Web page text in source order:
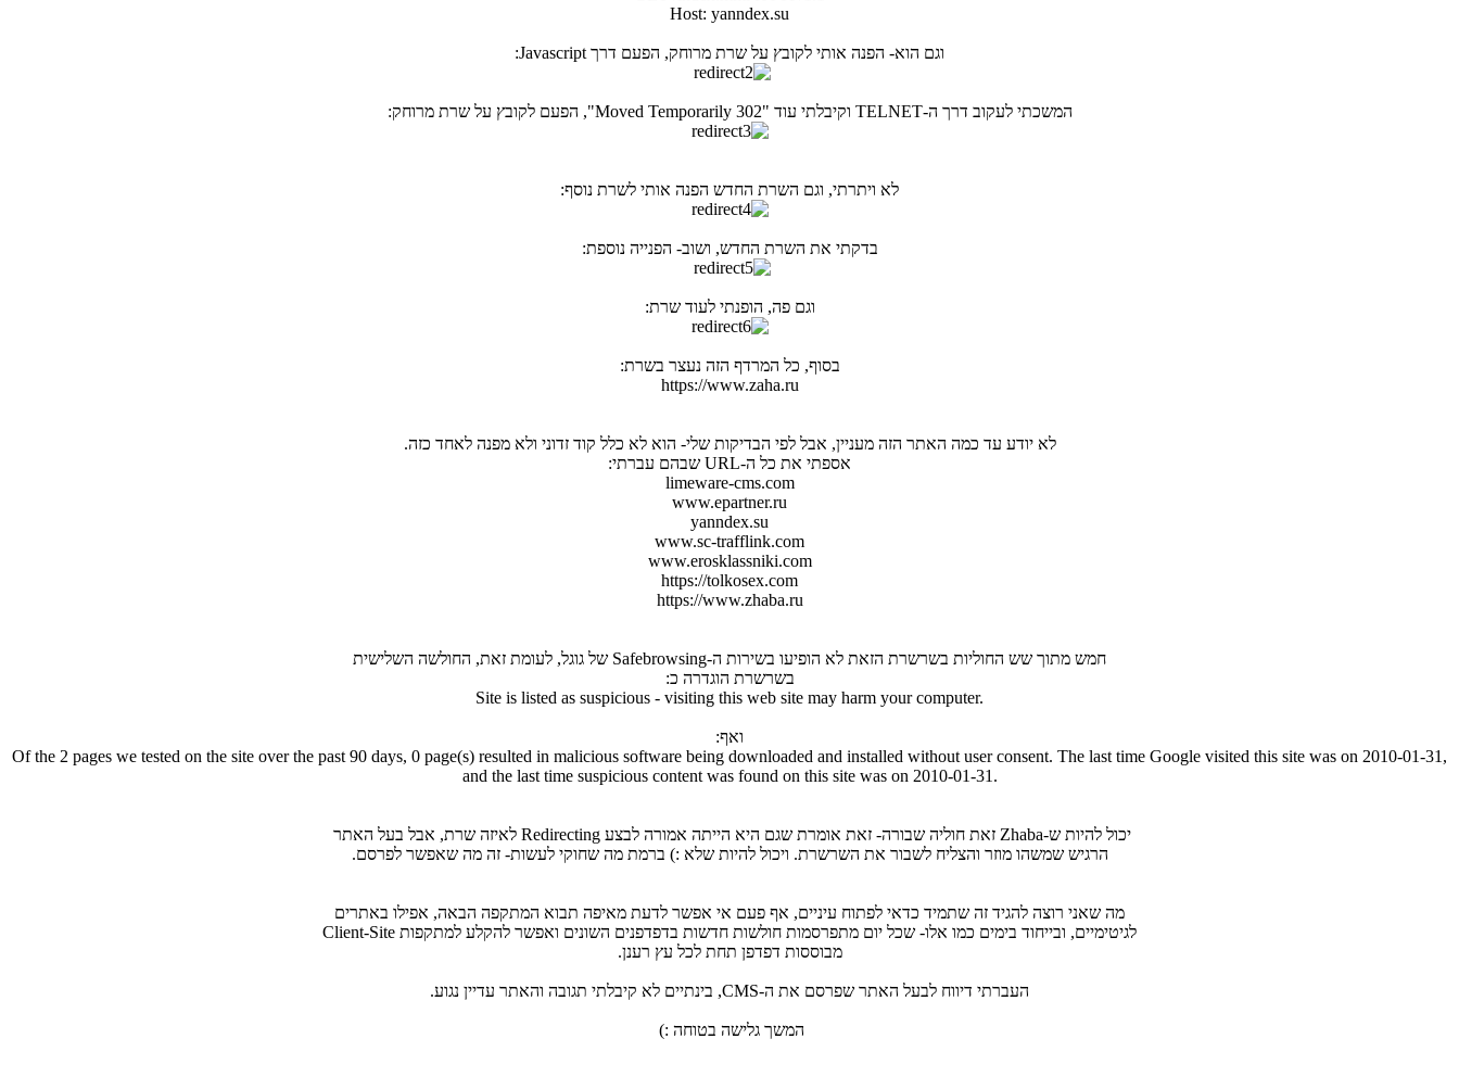
Host: yanndex.su
וגם הוא- הפנה אותי לקובץ על שרת מרוחק, הפעם דרך Javascript:
המשכתי לעקוב דרך ה-TELNET וקיבלתי עוד "302 Moved Temporarily", הפעם לקובץ על שרת מרוחק:
לא ויתרתי, וגם השרת החדש הפנה אותי לשרת נוסף:
בדקתי את השרת החדש, ושוב- הפנייה נוספת:
וגם פה, הופנתי לעוד שרת:
בסוף, כל המרדף הזה נעצר בשרת:
https://www.zaha.ru
לא יודע עד כמה האתר הזה מעניין, אבל לפי הבדיקות שלי- הוא לא כלל קוד זדוני ולא מפנה לאחד כזה.
אספתי את כל ה-URL שבהם עברתי:
limeware-cms.com
www.epartner.ru
yanndex.su
www.sc-trafflink.com
www.erosklassniki.com
https://tolkosex.com
https://www.zhaba.ru
חמש מתוך שש החוליות בשרשרת הזאת לא הופיעו בשירות ה-Safebrowsing של גוגל, לעומת זאת, החולשה השלישית
בשרשרת הוגדרה כ:
Site is listed as suspicious - visiting this web site may harm your computer.
ואף:
Of the 2 pages we tested on the site over the past 90 days, 0 page(s) resulted in malicious software being downloaded and installed without user consent. The last time Google visited this site was on 2010-01-31,
and the last time suspicious content was found on this site was on 2010-01-31.
יכול להיות ש-Zhaba זאת חוליה שבורה- זאת אומרת שגם היא הייתה אמורה לבצע Redirecting לאיזה שרת, אבל בעל האתר
הרגיש שמשהו מוזר והצליח לשבור את השרשרת. ויכול להיות שלא :) ברמת מה שחוקי לעשות- זה מה שאפשר לפרסם.
מה שאני רוצה להגיד זה שתמיד כדאי לפתוח עיניים, אף פעם אי אפשר לדעת מאיפה תבוא המתקפה הבאה, אפילו באתרים
לגיטימיים, ובייחוד בימים כמו אלו- שכל יום מתפרסמות חולשות חדשות בדפדפנים השונים ואפשר להקלע למתקפות Client-Site
מבוססות דפדפן תחת לכל עץ רענן.
העברתי דיווח לבעל האתר שפרסם את ה-CMS, בינתיים לא קיבלתי תגובה והאתר עדיין נגוע.
המשך גלישה בטוחה :)